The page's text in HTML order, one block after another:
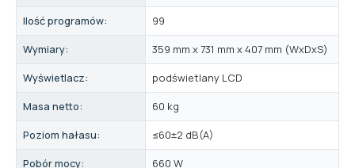
Ilość programów:
99
Wymiary:
359 mm x 731 mm x 407 mm (WxDxS)
Wyświetlacz:
podświetlany LCD
Masa netto:
60 kg
Poziom hałasu:
≤60±2 dB(A)
Pobór mocy:
660 W